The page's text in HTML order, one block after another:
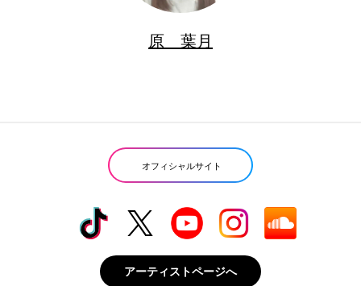
原 葉月
オフィシャルサイト
アーティストページへ